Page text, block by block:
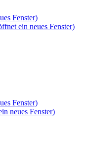
Fenster)
ein neues Fenster)
Fenster)
neues Fenster)